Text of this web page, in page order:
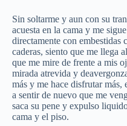
Sin soltarme y aun con su
acuesta en la cama y me
directamente con embestidas
caderas, siento que me llega
que me mire de frente a mis
mirada atrevida y
más y me hace disfrutar
a sentir de nuevo que me
saca su pene y expulso
cama y el piso.